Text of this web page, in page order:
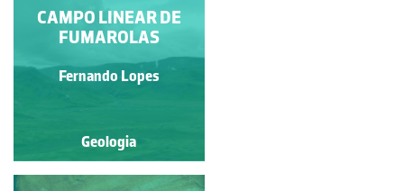
FIORDE DE AKUREYRI
(OU EYJAFJÖRÐUR)
Fernando Lopes
Geologia
CAMPO LINEAR DE
FUMAROLAS
Fernando Lopes
Geologia